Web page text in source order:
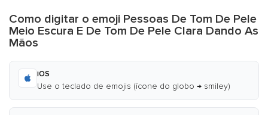
Como digitar o emoji Pessoas De Tom De Pele
Meio Escura E De Tom De Pele Clara Dando As
Mãos
iOS
Use o teclado de emojis (ícone do globo → smiley)